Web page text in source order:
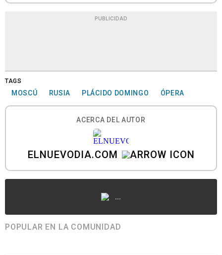
PUBLICIDAD
TAGS
MOSCÚ RUSIA PLÁCIDO DOMINGO ÓPERA
ACERCA DEL AUTOR
ELNUEVODIA.COM
...
POPULAR EN LA COMUNIDAD